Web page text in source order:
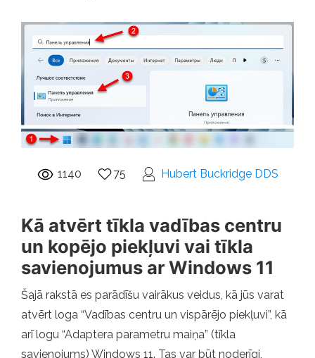
1140 75 Hubert Buckridge DDS
Kā atvērt tīkla vadības centru
un kopējo piekļuvi vai tīkla
savienojumus ar Windows 11
Šajā rakstā es parādīšu vairākus veidus, kā jūs varat
atvērt loga “Vadības centru un vispārējo piekļuvi”, kā
arī logu “Adaptera parametru maiņa” (tīkla
savienojums) Windows 11. Tas var būt noderīgi,